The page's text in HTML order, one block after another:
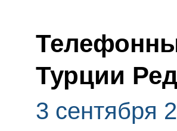
Турции
3 сентября